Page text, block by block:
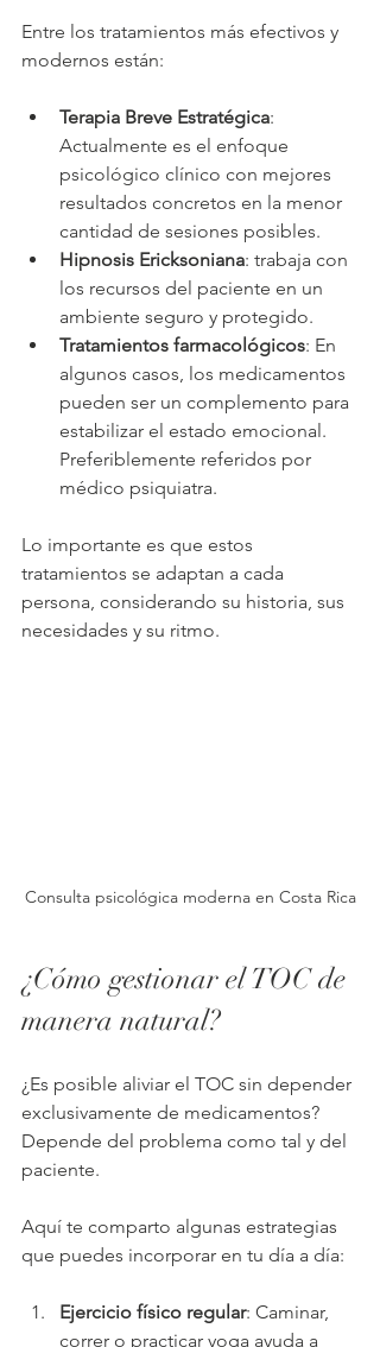
Entre los tratamientos más efectivos y
modernos están:
Terapia Breve Estratégica:
Actualmente es el enfoque
psicológico clínico con mejores
resultados concretos en la menor
cantidad de sesiones posibles.
Hipnosis Ericksoniana: trabaja con
los recursos del paciente en un
ambiente seguro y protegido.
Tratamientos farmacológicos: En
algunos casos, los medicamentos
pueden ser un complemento para
estabilizar el estado emocional.
Preferiblemente referidos por
médico psiquiatra.
Lo importante es que estos
tratamientos se adaptan a cada
persona, considerando su historia, sus
necesidades y su ritmo.
Consulta psicológica moderna en Costa Rica
¿Cómo gestionar el TOC de
manera natural?
¿Es posible aliviar el TOC sin depender
exclusivamente de medicamentos?
Depende del problema como tal y del
paciente.
Aquí te comparto algunas estrategias
que puedes incorporar en tu día a día:
Ejercicio físico regular: Caminar,
correr o practicar yoga ayuda a